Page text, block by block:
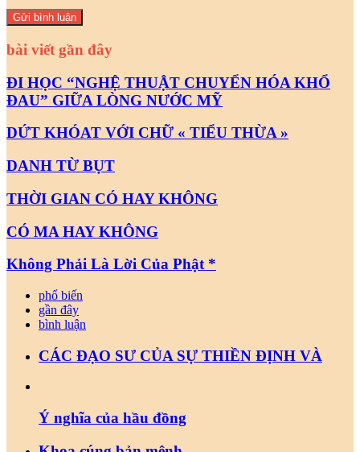
bài viết gần đây
ĐI HỌC “NGHỆ THUẬT CHUYỂN HÓA KHỔ
ĐAU” GIỮA LÒNG NƯỚC MỸ
DỨT KHÓAT VỚI CHỮ « TIỂU THỪA »
DANH TỪ BỤT
THỜI GIAN CÓ HAY KHÔNG
CÓ MA HAY KHÔNG
Không Phải Là Lời Của Phật *
phổ biến
gần đây
bình luận
CÁC ĐẠO SƯ CỦA SỰ THIỀN ĐỊNH VÀ
Ý nghĩa của hầu đồng